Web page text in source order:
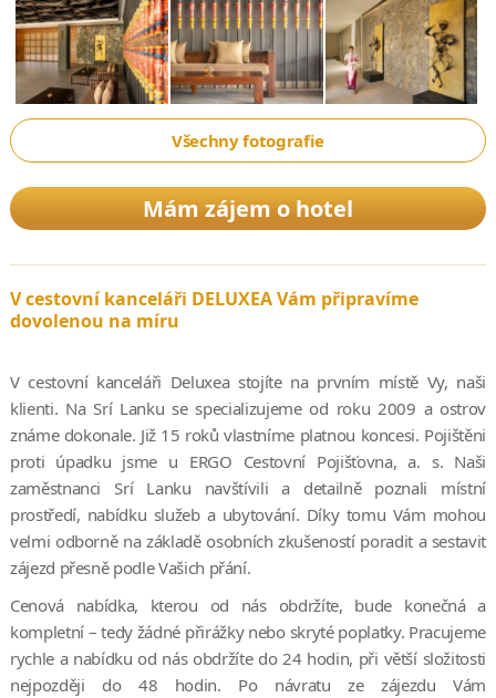
Všechny fotografie
Mám zájem o hotel
V cestovní kanceláři DELUXEA Vám připravíme
dovolenou na míru
V cestovní kanceláři Deluxea stojíte na prvním místě Vy, naši
klienti. Na Srí Lanku se specializujeme od roku 2009 a ostrov
známe dokonale. Již 15 roků vlastníme platnou koncesi. Pojištěni
proti úpadku jsme u ERGO Cestovní Pojišťovna, a. s. Naši
zaměstnanci Srí Lanku navštívili a detailně poznali místní
prostředí, nabídku služeb a ubytování. Díky tomu Vám mohou
velmi odborně na základě osobních zkušeností poradit a sestavit
zájezd přesně podle Vašich přání.
Cenová nabídka, kterou od nás obdržíte, bude konečná a
kompletní – tedy žádné přirážky nebo skryté poplatky. Pracujeme
rychle a nabídku od nás obdržíte do 24 hodin, při větší složitosti
nejpozději do 48 hodin. Po návratu ze zájezdu Vám